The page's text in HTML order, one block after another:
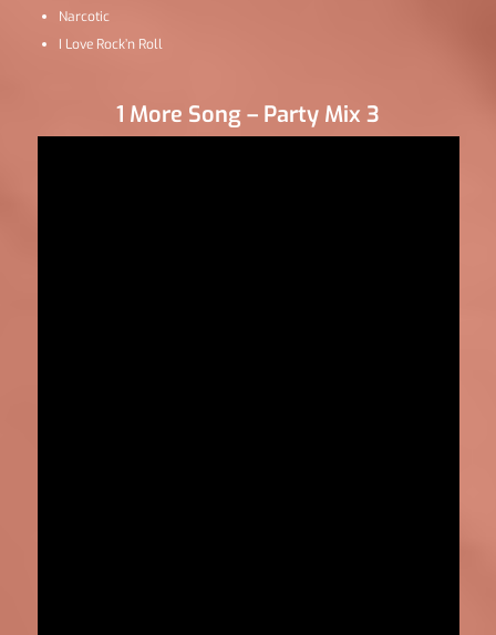
Narcotic
I Love Rock’n Roll
1 More Song – Party Mix 3